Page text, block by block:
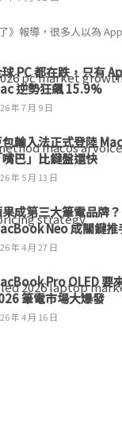
》報導，很多人以為
PC 都在跌，只有
逆勢狂飆 15.9%
年 7 月 9 日
包輸入法正式登陸
嘴巴」比鍵盤還快
年 5 月 13 日
果成第三大筆電品牌？
Neo 成關鍵推
年 4 月 27 日
Pro OLED 要
筆電市場大爆發
年 4 月 16 日